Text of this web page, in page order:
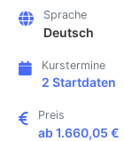
Sprache
Deutsch
Kurstermine
2 Startdaten
Preis
ab 1.660,05 €